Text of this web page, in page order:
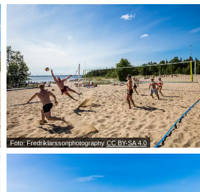
Foto: FredriklarssonphotographyCC BY-SA 4.0